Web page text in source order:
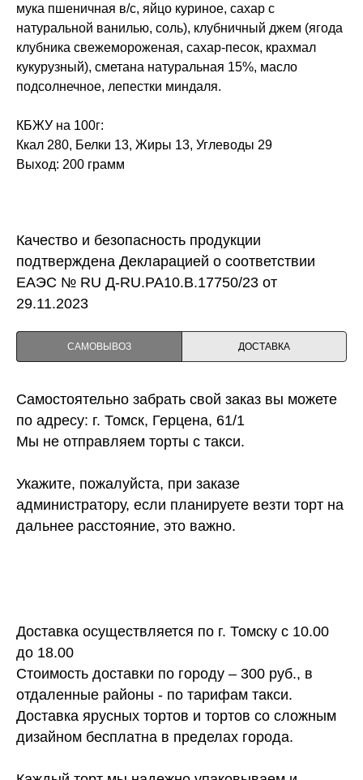
мука пшеничная в/с, яйцо куриное, сахар с
натуральной ванилью, соль), клубничный джем (ягода
клубника свежемороженая, сахар-песок, крахмал
кукурузный), сметана натуральная 15%, масло
подсолнечное, лепестки миндаля.
КБЖУ на 100г:
Ккал 280, Белки 13, Жиры 13, Углеводы 29
Выход: 200 грамм
Качество и безопасность продукции
подтверждена Декларацией о соответствии
ЕАЭС № RU Д-RU.PA10.B.17750/23 от
29.11.2023
САМОВЫВОЗ ДОСТАВКА
Самостоятельно забрать свой заказ вы можете
по адресу: г. Томск, Герцена, 61/1
Мы не отправляем торты с такси.
Укажите, пожалуйста, при заказе
администратору, если планируете везти торт на
дальнее расстояние, это важно.
Доставка осуществляется по г. Томску с 10.00
до 18.00
Стоимость доставки по городу – 300 руб., в
отдаленные районы - по тарифам такси.
Доставка ярусных тортов и тортов со сложным
дизайном бесплатна в пределах города.